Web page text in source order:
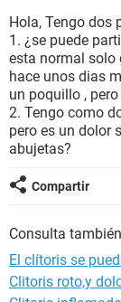
BIENESTAR
SEXUALIDAD
GLOSARIO
Hola, Tengo dos
1. ¿se puede
esta normal solo
hace unos dias
un poquillo ,
2. Tengo como
pero es un dolor
abujetas?
Compartir
Consulta
El clítoris se
Clitoris roto,y